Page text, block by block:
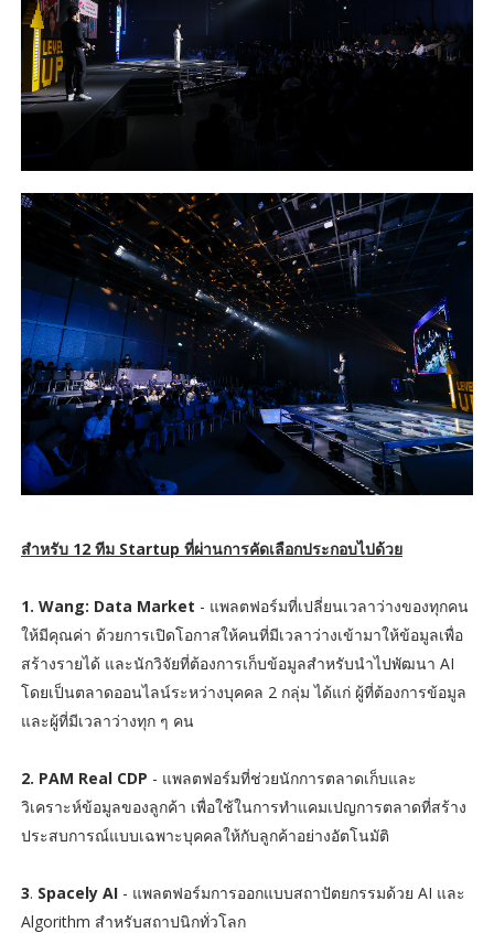
สำหรับ 12 ทีม Startup ที่ผ่านการคัดเลือกประกอบไปด้วย
1. Wang: Data Market - แพลตฟอร์มที่เปลี่ยนเวลาว่างของทุกคน
ให้มีคุณค่า ด้วยการเปิดโอกาสให้คนที่มีเวลาว่างเข้ามาให้ข้อมูลเพื่อ
สร้างรายได้ และนักวิจัยที่ต้องการเก็บข้อมูลสำหรับนำไปพัฒนา AI
โดยเป็นตลาดออนไลน์ระหว่างบุคคล 2 กลุ่ม ได้แก่ ผู้ที่ต้องการข้อมูล
และผู้ที่มีเวลาว่างทุก ๆ คน
2. PAM Real CDP - แพลตฟอร์มที่ช่วยนักการตลาดเก็บและ
วิเคราะห์ข้อมูลของลูกค้า เพื่อใช้ในการทำแคมเปญการตลาดที่สร้าง
ประสบการณ์แบบเฉพาะบุคคลให้กับลูกค้าอย่างอัตโนมัติ
3. Spacely AI- แพลตฟอร์มการออกแบบสถาปัตยกรรมด้วย AI และ
Algorithm สำหรับสถาปนิกทั่วโลก